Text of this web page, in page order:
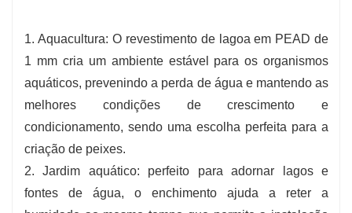
1. Aquacultura: O revestimento de lagoa em PEAD de
1 mm cria um ambiente estável para os organismos
aquáticos, prevenindo a perda de água e mantendo as
melhores condições de crescimento e
condicionamento, sendo uma escolha perfeita para a
criação de peixes.
2. Jardim aquático: perfeito para adornar lagos e
fontes de água, o enchimento ajuda a reter a